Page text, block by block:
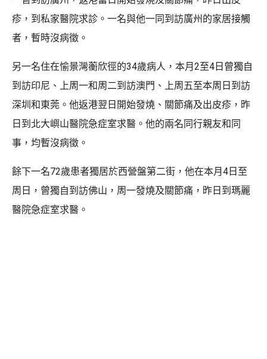
疹，到私家醫院求診。一名與他一同到訪廣州的家居接觸
者，暫時沒病徵。
另一名住在愉景灣蘅欣徑的34歲病人，本月2至4日曾獨自
到訪印尼、上周一和周二到訪澳門、上周五至本周日到訪
深圳和東莞。他返港翌日開始發燒、關節痛及出皮疹，昨
日到北大嶼山醫院急症室求醫。他的兩名同行親友和同
事，均暫沒病徵。
餘下一名72歲患者獨居於西營盤第二街，他在本月4日至
周日，曾獨自到訪佛山，周一發燒及關節痛，昨日到瑪麗
醫院急症室求醫。